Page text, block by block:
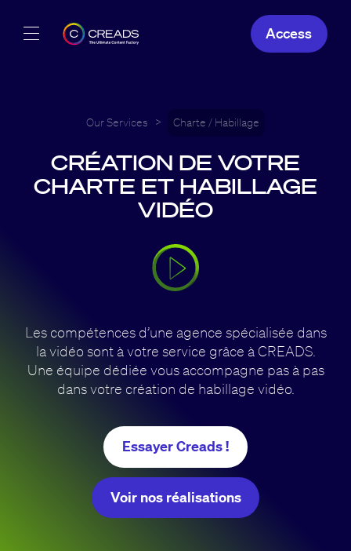
Our Offers
About Us
Access
Our Services > Charte / Habillage
CRÉATION DE VOTRE
CHARTE ET HABILLAGE
VIDÉO
Les compétences d’une agence spécialisée dans
la vidéo sont à votre service grâce à CREADS.
Une équipe dédiée vous accompagne pas à pas
dans votre création de habillage vidéo.
Essayer Creads !
Voir nos réalisations